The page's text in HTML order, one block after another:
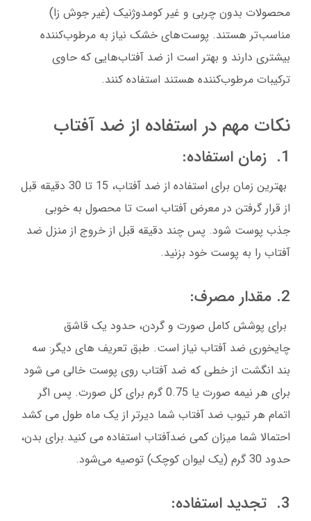
محصولات بدون چربی و غیر کومدوژنیک (غیر جوش زا)
مناسب‌تر هستند. پوست‌های خشک نیاز به مرطوب‌کننده
بیشتری دارند و بهتر است از ضد آفتاب‌هایی که حاوی
ترکیبات مرطوب‌کننده هستند استفاده کنند.
نکات مهم در استفاده از ضد آفتاب
1. زمان استفاده:
بهترین زمان برای استفاده از ضد آفتاب، 15 تا 30 دقیقه قبل
از قرار گرفتن در معرض آفتاب است تا محصول به خوبی
جذب پوست شود. پس چند دقیقه قبل از خروج از منزل ضد
آفتاب را به پوست خود بزنید.
2. مقدار مصرف:
برای پوشش کامل صورت و گردن، حدود یک قاشق
چایخوری ضد آفتاب نیاز است. طبق تعریف های دیگر: سه
بند انگشت از خطی که ضد آفتاب روی پوست خالی می شود
برای هر نیمه صورت یا 0.75 گرم برای کل صورت. پس اگر
اتمام هر تیوب ضد آفتاب شما دیرتر از یک ماه طول می کشد
احتمالا شما میزان کمی ضدآفتاب استفاده می کنید.برای بدن،
حدود 30 گرم (یک لیوان کوچک) توصیه می‌شود.
3. تجدید استفاده: